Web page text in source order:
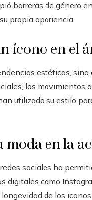
barreras de género
propia apariencia.
ícono en el
estéticas,
los movimientos
utilizado su estilo
moda en la
sociales ha
digitales como
de los